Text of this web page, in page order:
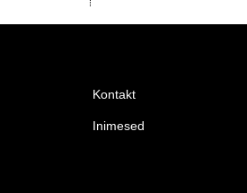
Kontakt
Inimesed